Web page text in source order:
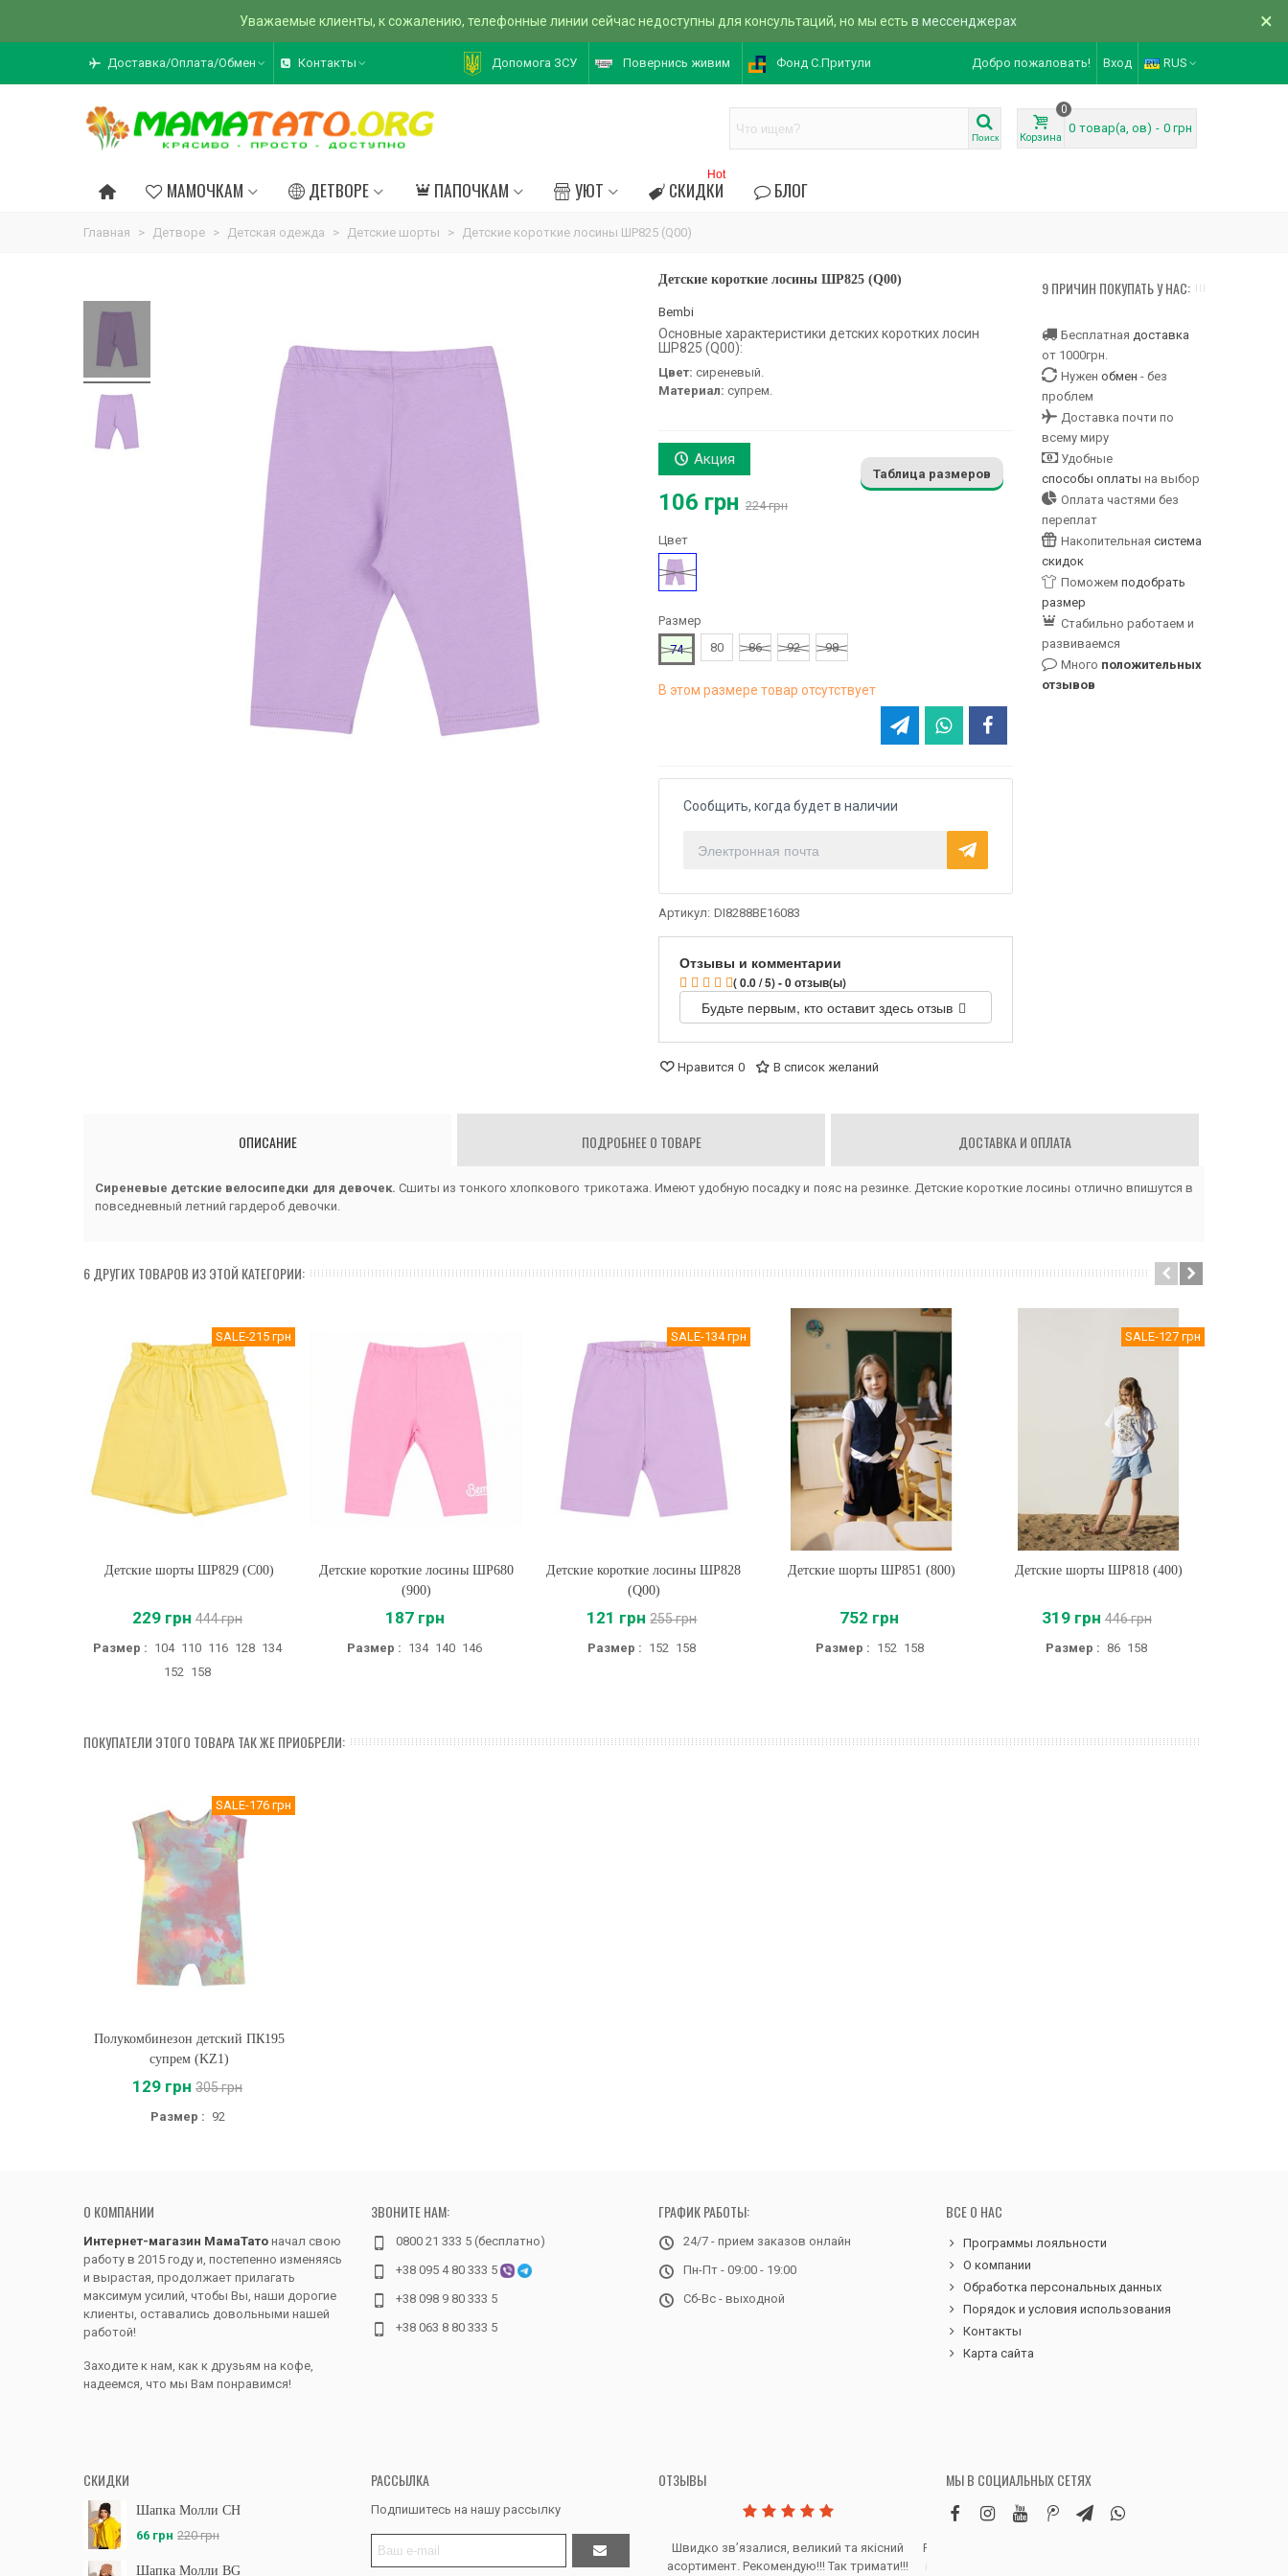
Уважаемые клиенты, к сожалению, телефонные линии сейчас недоступны для консультаций, но мы есть в мессенджерах ×
Доставка/Оплата/Обмен Контакты Допомога ЗСУ Повернись живим Фонд С.Притули Добро пожаловать! Вход RUS
Поиск Корзина
0
0 товар(а, ов) - 0 грн
МАМОЧКАМ ДЕТВОРЕ ПАПОЧКАМ УЮТ СКИДКИ
Hot
БЛОГ
Главная > Детворе > Детская одежда > Детские шорты > Детские короткие лосины ШР825 (Q00)
Детские короткие лосины ШР825 (Q00)
Bembi
Основные характеристики детских коротких лосин
ШР825 (Q00):
Цвет: сиреневый.
Материал: супрем.
Акция
106 грн 224 грн
Таблица размеров
Цвет
Фиолетовый
Размер
74
80 86 92 98
В этом размере товар отсутствует
Сообщить, когда будет в наличии
Артикул: DI8288BE16083
Отзывы и комментарии
( 0.0 / 5) - 0 отзыв(ы)
Будьте первым, кто оставит здесь отзыв
Нравится 0 В список желаний
9 ПРИЧИН ПОКУПАТЬ У НАС:
Бесплатная доставка
от 1000грн.
Нужен обмен - без
проблем
Доставка почти по
всему миру
Удобные
способы оплаты на выбор
Оплата частями без
переплат
Накопительная система
скидок
Поможем подобрать
размер
Стабильно работаем и
развиваемся
Много положительных
отзывов
ОПИСАНИЕ ПОДРОБНЕЕ О ТОВАРЕ ДОСТАВКА И ОПЛАТА
Сиреневые детские велосипедки для девочек. Сшиты из тонкого хлопкового трикотажа. Имеют удобную посадку и пояс на резинке. Детские короткие лосины отлично впишутся в
повседневный летний гардероб девочки.
6 ДРУГИХ ТОВАРОВ ИЗ ЭТОЙ КАТЕГОРИИ:
SALE-215 грн
Купить
Детские шорты ШР829 (C00)
229 грн 444 грн
Размер : 104 110 116 128 134
152 158
Купить
Детские короткие лосины ШР680
(900)
187 грн
Размер : 134 140 146
SALE-134 грн
Купить
Детские короткие лосины ШР828
(Q00)
121 грн 255 грн
Размер : 152 158
Купить
Детские шорты ШР851 (800)
752 грн
Размер : 152 158
SALE-127 грн
Купить
Детские шорты ШР818 (400)
319 грн 446 грн
Размер : 86 158
ПОКУПАТЕЛИ ЭТОГО ТОВАРА ТАК ЖЕ ПРИОБРЕЛИ:
SALE-176 грн
Купить
Полукомбинезон детский ПК195
супрем (KZ1)
129 грн 305 грн
Размер : 92
О КОМПАНИИ
Интернет-магазин МамаТато начал свою
работу в 2015 году и, постепенно изменяясь
и вырастая, продолжает прилагать
максимум усилий, чтобы Вы, наши дорогие
клиенты, оставались довольными нашей
работой!
Заходите к нам, как к друзьям на кофе,
надеемся, что мы Вам понравимся!
ЗВОНИТЕ НАМ:
0800 21 333 5 (бесплатно)
+38 095 4 80 333 5
+38 098 9 80 333 5
+38 063 8 80 333 5
ГРАФИК РАБОТЫ:
24/7 - прием заказов онлайн
Пн-Пт - 09:00 - 19:00
Сб-Вс - выходной
ВСЕ О НАС
Программы лояльности
О компании
Обработка персональных данных
Порядок и условия использования
Контакты
Карта сайта
СКИДКИ
Шапка Молли CH
66 грн 220 грн
Шапка Молли BG
РАССЫЛКА
Подпишитесь на нашу рассылку
ОТЗЫВЫ
Дякую за все, продавець супер.
Швидко звʼязалися, великий та якісний
асортимент. Рекомендую!!! Так тримати!!!
Робила замовлення дитячих вельветових
штанів. Дуже вдячна магазину, доставка
МЫ В СОЦИАЛЬНЫХ СЕТЯХ